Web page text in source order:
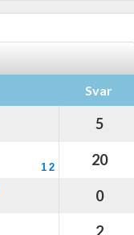
Svar
5
1 2 20
0
2